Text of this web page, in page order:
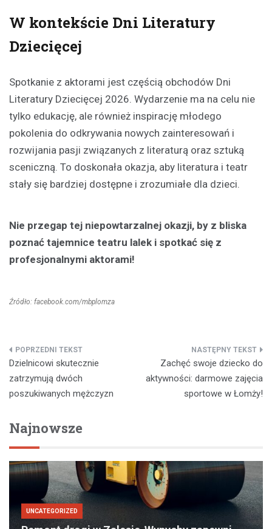
W kontekście Dni Literatury
Dziecięcej
Spotkanie z aktorami jest częścią obchodów Dni
Literatury Dziecięcej 2026. Wydarzenie ma na celu nie
tylko edukację, ale również inspirację młodego
pokolenia do odkrywania nowych zainteresowań i
rozwijania pasji związanych z literaturą oraz sztuką
sceniczną. To doskonała okazja, aby literatura i teatr
stały się bardziej dostępne i zrozumiałe dla dzieci.
Nie przegap tej niepowtarzalnej okazji, by z bliska
poznać tajemnice teatru lalek i spotkać się z
profesjonalnymi aktorami!
Źródło: facebook.com/mbplomza
Nawigacja
wpisu
Dzielnicowi skutecznie
zatrzymują dwóch
poszukiwanych mężczyzn
Zachęć swoje dziecko do
aktywności: darmowe zajęcia
sportowe w Łomży!
Najnowsze
UNCATEGORIZED